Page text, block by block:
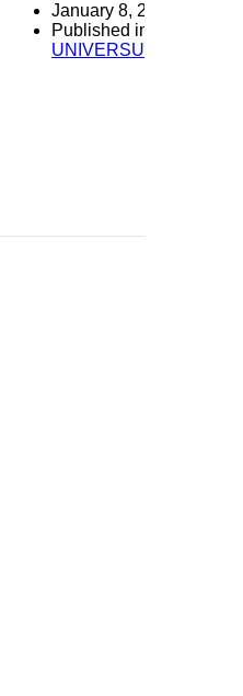
January 8, 2016
Published in
UNIVERSUM